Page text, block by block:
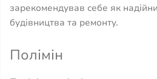
зарекомендував себе як
будівництва та ремонту.
Полімін